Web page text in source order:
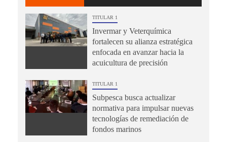
TITULAR 1
Invermar y Veterquímica
fortalecen su alianza estratégica
enfocada en avanzar hacia la
acuicultura de precisión
TITULAR 1
Subpesca busca actualizar
normativa para impulsar nuevas
tecnologías de remediación de
fondos marinos